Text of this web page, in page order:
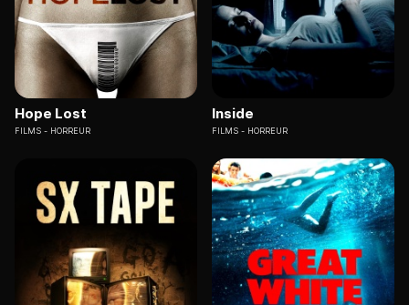
Hope Lost
FILMS HORREUR
Inside
FILMS HORREUR